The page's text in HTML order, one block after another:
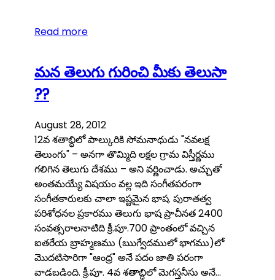
Read more
మన తెలుగు గురించి మీకు తెలుసా
??
August 28, 2012
12వ శతాబ్ధిలో పాల్కురికి సోమనాధుడు "నవలక్ష
తెలుంగు" – అనగా తొమ్మిది లక్షల గ్రామ విస్తీర్ణము
గలిగిన తెలుగు దేశము – అని వర్ణించాడు. అచ్చుతో
అంతమయ్యే విషయం వల్ల ఇది సంగీతపరంగా
సంగీతకారులకు చాలా ఇష్టమైన భాష. పురాతత్వ
పరిశోధనల ప్రకారము తెలుగు భాష ప్రాచీనత 2400
సంవత్సరాలనాటిది క్రీ.పూ.700 ప్రాంతంలో వచ్చిన
ఐతరేయ బ్రాహ్మణము (ఋగ్వేదములో భాగము)లో
మొదటిసారిగా "ఆంధ్ర" అనే పదం జాతి పరంగా
వాడబడింది. క్రీ.పూ. 4వ శతాబ్ధిలో మెగస్తనీసు అనే…